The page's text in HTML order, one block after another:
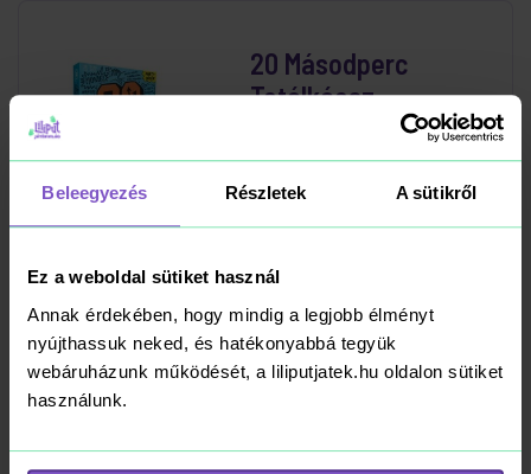
Beleegyezés Részletek A sütikről
Ez a weboldal sütiket használ
Annak érdekében, hogy mindig a legjobb élményt
nyújthassuk neked, és hatékonyabbá tegyük
webáruházunk működését, a liliputjatek.hu oldalon sütiket
használunk.
20 Másodperc
Totálkáosz
9 990 Ft
Kosárba
Pandemic - magyar